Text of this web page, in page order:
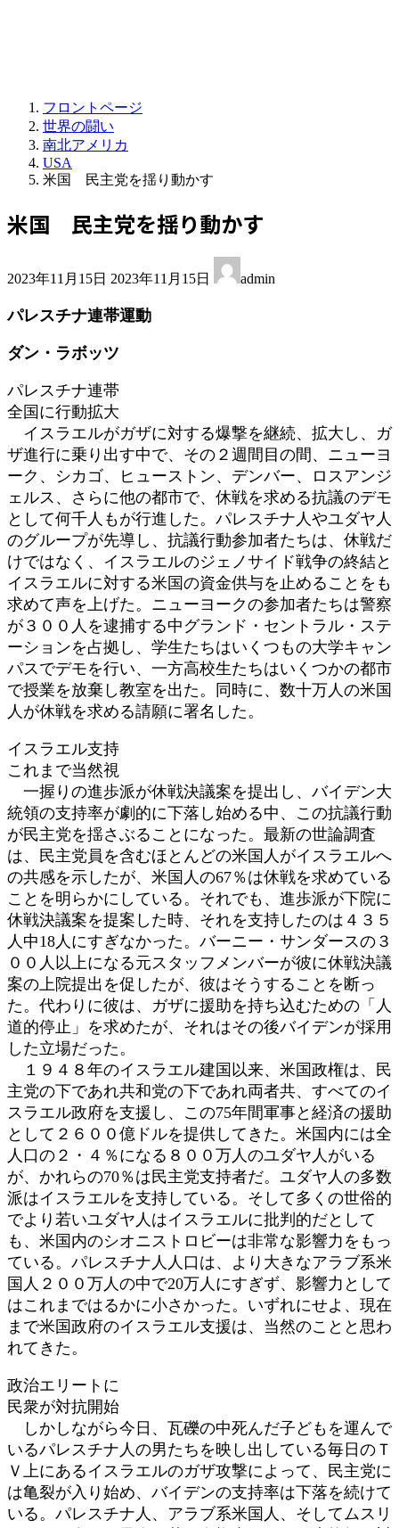
フロントページ
世界の闘い
南北アメリカ
USA
米国 民主党を揺り動かす
米国 民主党を揺り動かす
2023年11月15日 終
新
時
2023年11月15日 admin
パレスチナ連帯運動
ダン・ラボッツ
パレスチナ連帯
全国に行動拡大
イスラエルがガザに対する爆撃を継続、拡大し、ガ
ザ進行に乗り出す中で、その２週間目の間、ニューヨ
ーク、シカゴ、ヒューストン、デンバー、ロスアンジ
ェルス、さらに他の都市で、休戦を求める抗議のデモ
として何千人もが行進した。パレスチナ人やユダヤ人
のグループが先導し、抗議行動参加者たちは、休戦だ
けではなく、イスラエルのジェノサイド戦争の終結と
イスラエルに対する米国の資金供与を止めることをも
求めて声を上げた。ニューヨークの参加者たちは警察
が３００人を逮捕する中グランド・セントラル・ステ
ーションを占拠し、学生たちはいくつもの大学キャン
パスでデモを行い、一方高校生たちはいくつかの都市
で授業を放棄し教室を出た。同時に、数十万人の米国
人が休戦を求める請願に署名した。
イスラエル支持
これまで当然視
一握りの進歩派が休戦決議案を提出し、バイデン大
統領の支持率が劇的に下落し始める中、この抗議行動
が民主党を揺さぶることになった。最新の世論調査
は、民主党員を含むほとんどの米国人がイスラエルへ
の共感を示したが、米国人の67％は休戦を求めている
ことを明らかにしている。それでも、進歩派が下院に
休戦決議案を提案した時、それを支持したのは４３５
人中18人にすぎなかった。バーニー・サンダースの３
００人以上になる元スタッフメンバーが彼に休戦決議
案の上院提出を促したが、彼はそうすることを断っ
た。代わりに彼は、ガザに援助を持ち込むための「人
道的停止」を求めたが、それはその後バイデンが採用
した立場だった。
１９４８年のイスラエル建国以来、米国政権は、民
主党の下であれ共和党の下であれ両者共、すべてのイ
スラエル政府を支援し、この75年間軍事と経済の援助
として２６００億ドルを提供してきた。米国内には全
人口の２・４％になる８００万人のユダヤ人がいる
が、かれらの70％は民主党支持者だ。ユダヤ人の多数
派はイスラエルを支持している。そして多くの世俗的
でより若いユダヤ人はイスラエルに批判的だとして
も、米国内のシオニストロビーは非常な影響力をもっ
ている。パレスチナ人人口は、より大きなアラブ系米
国人２００万人の中で20万人にすぎず、影響力として
はこれまではるかに小さかった。いずれにせよ、現在
まで米国政府のイスラエル支援は、当然のことと思わ
れてきた。
政治エリートに
民衆が対抗開始
しかしながら今日、瓦礫の中死んだ子どもを運んで
いるパレスチナ人の男たちを映し出している毎日のＴ
Ｖ上にあるイスラエルのガザ攻撃によって、民主党に
は亀裂が入り始め、バイデンの支持率は下落を続けて
いる。パレスチナ人、アラブ系米国人、そしてムスリ